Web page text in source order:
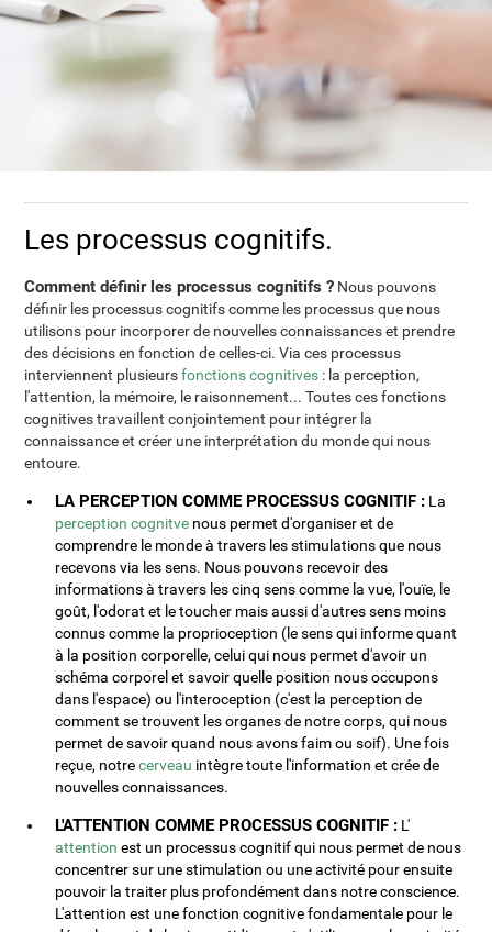
Les processus cognitifs.
Comment définir les processus cognitifs ? Nous pouvons
définir les processus cognitifs comme les processus que nous
utilisons pour incorporer de nouvelles connaissances et prendre
des décisions en fonction de celles-ci. Via ces processus
interviennent plusieursfonctions cognitives : la perception,
l'attention, la mémoire, le raisonnement... Toutes ces fonctions
cognitives travaillent conjointement pour intégrer la
connaissance et créer une interprétation du monde qui nous
entoure.
LA PERCEPTION COMME PROCESSUS COGNITIF : La
perception cognitve nous permet d'organiser et de
comprendre le monde à travers les stimulations que nous
recevons via les sens. Nous pouvons recevoir des
informations à travers les cinq sens comme la vue, l'ouïe, le
goût, l'odorat et le toucher mais aussi d'autres sens moins
connus comme la proprioception (le sens qui informe quant
à la position corporelle, celui qui nous permet d'avoir un
schéma corporel et savoir quelle position nous occupons
dans l'espace) ou l'interoception (c'est la perception de
comment se trouvent les organes de notre corps, qui nous
permet de savoir quand nous avons faim ou soif). Une fois
reçue, notrecerveau intègre toute l'information et crée de
nouvelles connaissances.
L'ATTENTION COMME PROCESSUS COGNITIF : L'
attention est un processus cognitif qui nous permet de nous
concentrer sur une stimulation ou une activité pour ensuite
pouvoir la traiter plus profondément dans notre conscience.
L'attention est une fonction cognitive fondamentale pour le